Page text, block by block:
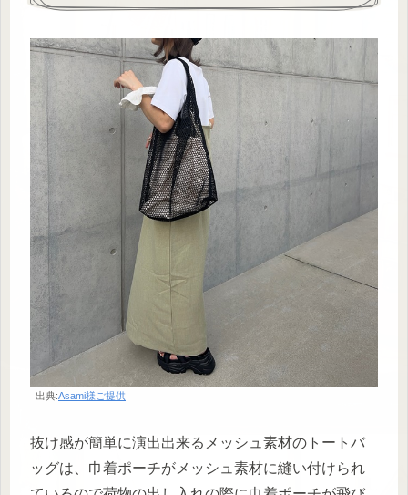
出典:Asami様ご提供
抜け感が簡単に演出出来るメッシュ素材のトートバ
ッグは、巾着ポーチがメッシュ素材に縫い付けられ